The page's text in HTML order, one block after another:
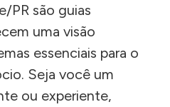
PR são guias
uma visão
essenciais para o
Seja você um
ou experiente,